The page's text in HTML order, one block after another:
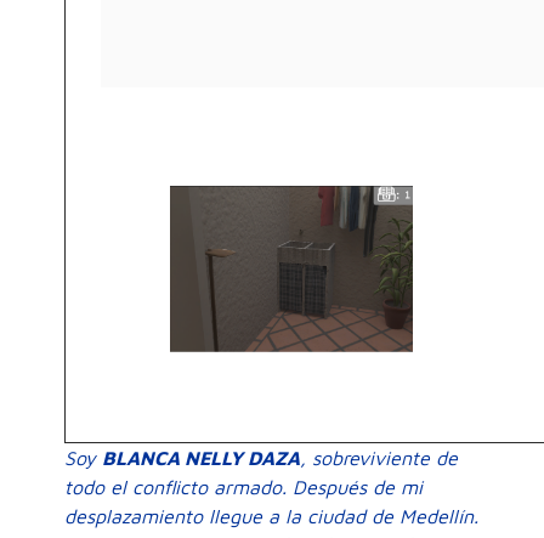
Soy BLANCA NELLY DAZA, sobreviviente de
todo el conflicto armado. Después de mi
desplazamiento llegue a la ciudad de Medellín.